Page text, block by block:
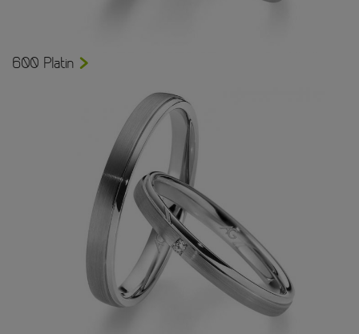
600 Platin